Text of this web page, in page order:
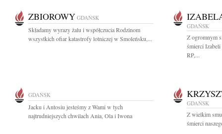
ZBIOROWY GDAŃSK
Składamy wyrazy żalu i współczucia Rodzinom
wszystkich ofiar katastrofy lotniczej w Smoleńsku,...
GDAŃSK
Z ogromnym
śmierci
RP,...
GDAŃSK
Jacku i Antosiu jesteśmy z Wami w tych
najtrudniejszych chwilach Ania, Ola i Iwona
GDAŃSK
Z wielkim
śmierci